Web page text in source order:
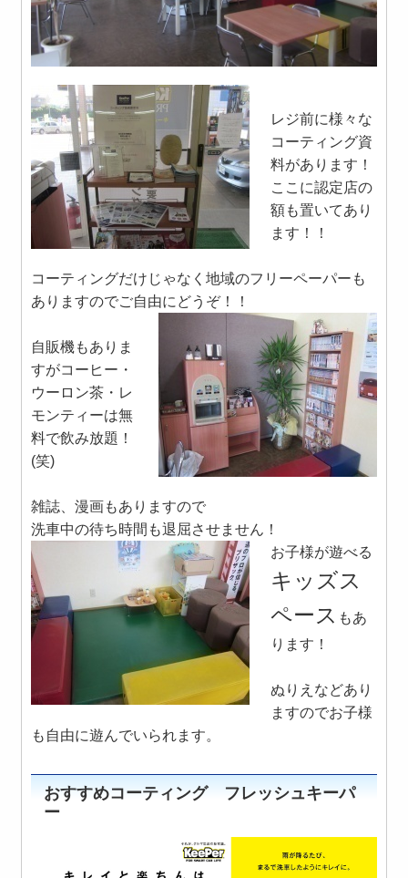
レジ前に様々な
コーティング資
料があります！
ここに認定店の
額も置いてあり
ます！！
コーティングだけじゃなく地域のフリーペーパーも
ありますのでご自由にどうぞ！！
自販機もありま
すがコーヒー・
ウーロン茶・レ
モンティーは無
料で飲み放題！
(笑)
雑誌、漫画もありますので
洗車中の待ち時間も退屈させません！
お子様が遊べる
キッズス
ペース もあ
ります！
ぬりえなどあり
ますのでお子様
も自由に遊んでいられます。
おすすめコーティング フレッシュキーパ
ー